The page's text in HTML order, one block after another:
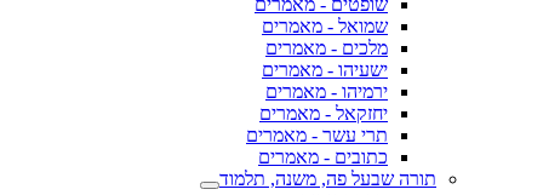
שופטים - מאמרים
שמואל - מאמרים
מלכים - מאמרים
ישעיהו - מאמרים
ירמיהו - מאמרים
יחזקאל - מאמרים
תרי עשר - מאמרים
כתובים - מאמרים
תורה שבעל פה, משנה, תלמוד